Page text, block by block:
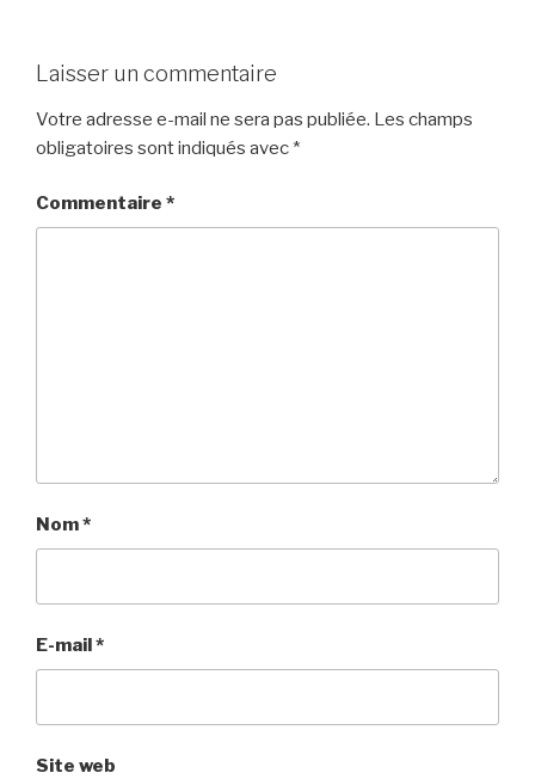
Laisser un commentaire
Votre adresse e-mail ne sera pas publiée. Les champs
obligatoires sont indiqués avec *
Commentaire *
Nom*
E-mail*
Site web